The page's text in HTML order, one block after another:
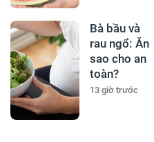
Bà bầu và
rau ngổ: Ăn
sao cho an
toàn?
13 giờ trước